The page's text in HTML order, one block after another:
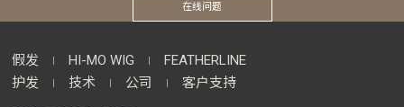
在线问题
假发 HI-MO WIG
FEATHERLINE
护发
技术 公司 客户支持